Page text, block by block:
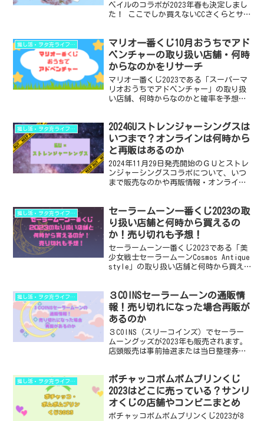
ベイルのコラボが2023年春も決定しまし
た！ ここでしか買えないCCさくらとサン
カードキャプターさくら・サンリオとア
ベイルのコラボ...
推し活・ヲタ充ライフハック
マリオ一番くじ10月おうちでアド
ベンチャーの取り扱い店舗・何時
からなのかをリサーチ
マリオ一番くじ2023である「スーパーマ
リオおうちでアドベンチャー」の取り扱
い店舗、何時からなのかと確率を予想し
めです。 ・2023「スーパーマリオおう
ちでアドベンチャ...
推し活・ヲタ充ライフハック
2024GUストレンジャーシングスは
いつまで？オンラインは何時から
と再販はあるのか
2024年11月29日発売開始のＧＵとストレ
ンジャーシングスコラボについて、いつ
まで販売なのかや再販情報・オンライン
切れも早いのですが、買いたい人のため
に必要な情報を...
推し活・ヲタ充ライフハック
セーラームーン一番くじ2023の取
り扱い店舗と何時から買えるの
か！売り切れも予想！
セーラームーン一番くじ2023である「美
少女戦士セーラームーンCosmos Antique
style」の取り扱い店舗と何時から買え
出るたびに大人気のセーラームーン...
推し活・ヲタ充ライフハック
３COINSセーラームーンの通販情
報！売り切れになった場合再販が
あるのか
３COINS（スリーコインズ）でセーラー
ムーングッズが2023年も販売されます。
店頭販売は事前抽選または当日整理券が
るのかを過去の傾向から予想してみまし
た！ 「予約販...
推し活・ヲタ充ライフハック
ポチャッコポムポムプリンくじ
2023はどこに売っている？サンリ
オくじの店舗やコンビニまとめ
ポチャッコポムポムプリンくじ2023が8